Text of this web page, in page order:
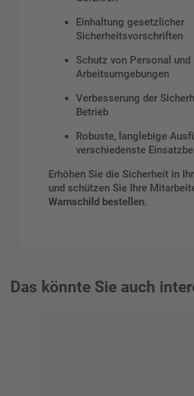
Einhaltung gesetzlicher
Sicherheitsvorschriften
Schutz von Personal und
Arbeitsumgebungen
Verbesserung der
Betrieb
Robuste, langlebige
verschiedenste
Erhöhen Sie die Sicherheit in
und schützen Sie Ihre
Warnschild bestellen.
Das könnte Sie auch